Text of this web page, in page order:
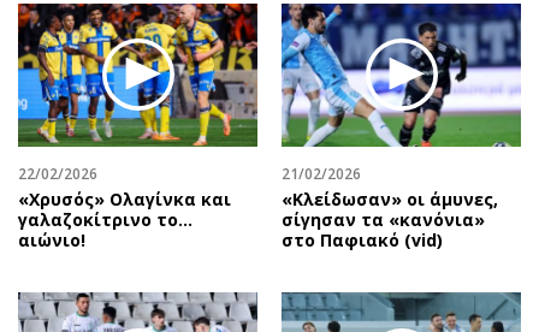
22/02/2026
«Χρυσός» Ολαγίνκα και
γαλαζοκίτρινο το…
αιώνιο!
21/02/2026
«Κλείδωσαν» οι άμυνες,
σίγησαν τα «κανόνια»
στο Παφιακό (vid)